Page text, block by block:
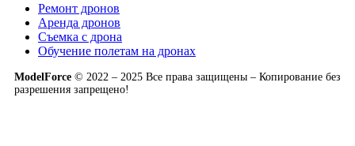
Ремонт дронов
Аренда дронов
Съемка с дрона
Обучение полетам на дронах
ModelForce © 2022 – 2025 Все права защищены – Копирование без
разрешения запрещено!